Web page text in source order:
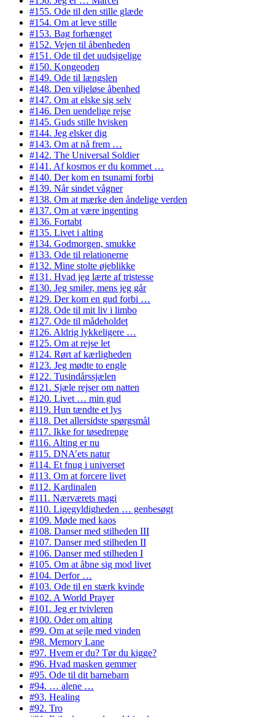
#155. Ode til den stille glæde
#154. Om at leve stille
#153. Bag forhænget
#152. Vejen til åbenheden
#151. Ode til det uudsigelige
#150. Kongeoden
#149. Ode til længslen
#148. Den viljeløse åbenhed
#147. Om at elske sig selv
#146. Den uendelige rejse
#145. Guds stille hvisken
#144. Jeg elsker dig
#143. Om at nå frem …
#142. The Universal Soldier
#141. Af kosmos er du kommet …
#140. Der kom en tsunami forbi
#139. Når sindet vågner
#138. Om at mærke den åndelige verden
#137. Om at være ingenting
#136. Fortabt
#135. Livet i alting
#134. Godmorgen, smukke
#133. Ode til relationerne
#132. Mine stolte øjeblikke
#131. Hvad jeg lærte af tristesse
#130. Jeg smiler, mens jeg går
#129. Der kom en gud forbi …
#128. Ode til mit liv i limbo
#127. Ode til mådeholdet
#126. Aldrig lykkeligere …
#125. Om at rejse let
#124. Rørt af kærligheden
#123. Jeg mødte to engle
#122. Tusindårssjælen
#121. Sjæle rejser om natten
#120. Livet … min gud
#119. Hun tændte et lys
#118. Det allersidste spørgsmål
#117. Ikke for tøsedrenge
#116. Alting er nu
#115. DNA’ets natur
#114. Et fnug i universet
#113. Om at forcere livet
#112. Kardinalen
#111. Nærværets magi
#110. Ligegyldigheden … genbesøgt
#109. Møde med kaos
#108. Danser med stilheden III
#107. Danser med stilheden II
#106. Danser med stilheden I
#105. Om at åbne sig mod livet
#104. Derfor …
#103. Ode til en stærk kvinde
#102. A World Prayer
#101. Jeg er tvivleren
#100. Oder om alting
#99. Om at sejle med vinden
#98. Memory Lane
#97. Hvem er du? Tør du kigge?
#96. Hvad masken gemmer
#95. Ode til dit barnebarn
#94. … alene …
#93. Healing
#92. Tro